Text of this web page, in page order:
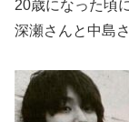
20歳になった頃
深瀬さんと中島